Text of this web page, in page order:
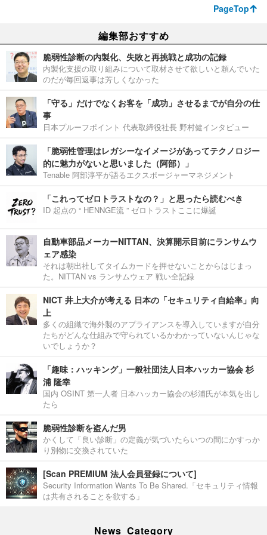
PageTop
編集部おすすめ
脆弱性診断の内製化、失敗と再挑戦と成功の記録
内製化支援の取り組みについて取材させて欲しいと頼んでいた
のだが毎回返事は芳しくなかった
「守る」だけでなくお客を「成功」させるまでが自分の仕
事
日本プルーフポイント 代表取締役社長 野村健インタビュー
「脆弱性管理はレガシーなイメージがあってテクノロジー
的に魅力がないと思いました（阿部）」
Tenable 阿部淳平が語るエクスポージャーマネジメント
「これってゼロトラストなの？」と思ったら読むべき
ID 起点の “ HENNGE流 ” ゼロトラストここに爆誕
自動車部品メーカーNITTAN、決算開示目前にランサムウ
ェア感染
それは朝出社してタイムカードを押せないことからはじまっ
た。NITTAN vs ランサムウェア 戦い全記録
NICT 井上大介が考える 日本の「セキュリティ自給率」向
上
多くの組織で海外製のアプライアンスを導入していますが自分
たちがどんな仕組みで守られているかわかっていないんじゃな
いでしょうか？
「趣味：ハッキング」一般社団法人日本ハッカー協会 杉
浦 隆幸
国内 OSINT 第一人者 日本ハッカー協会の杉浦氏が本気を出し
たら
脆弱性診断を盗んだ男
かくして「良い診断」の定義が気づいたらいつの間にかすっか
り別物に交換されていた
[Scan PREMIUM 法人会員登録について]
Security Information Wants To Be Shared.「セキュリティ情報
は共有されることを欲する」
News Category